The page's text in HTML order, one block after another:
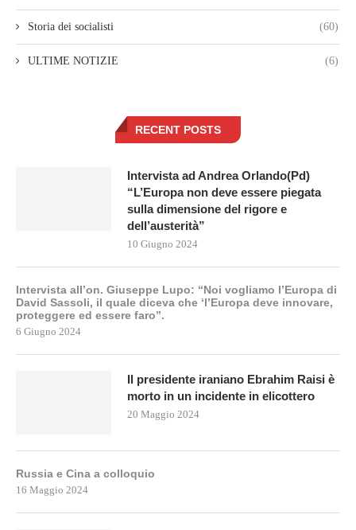
Storia dei socialisti (60)
ULTIME NOTIZIE (6)
RECENT POSTS
Intervista ad Andrea Orlando(Pd)
“L’Europa non deve essere piegata
sulla dimensione del rigore e
dell’austerità”
10 Giugno 2024
Intervista all’on. Giuseppe Lupo: “Noi vogliamo l’Europa di
David Sassoli, il quale diceva che ‘l’Europa deve innovare,
proteggere ed essere faro”.
6 Giugno 2024
Il presidente iraniano Ebrahim Raisi è
morto in un incidente in elicottero
20 Maggio 2024
Russia e Cina a colloquio
16 Maggio 2024